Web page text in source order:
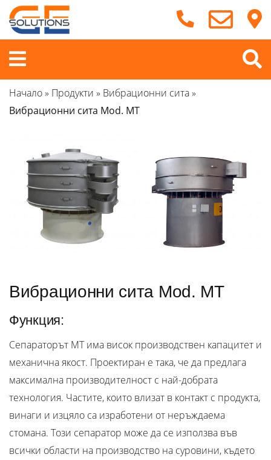
Продължете
към
съдържанието
Меню
Начало» Продукти » Вибрационни сита»
Вибрационни сита Mod. MT
Вибрационни сита Mod. MT
Функция:
Сепараторът MT има висок производствен капацитет и
механична якост. Проектиран е така, че да предлага
максимална производителност с най-добрата
технология. Частите, които влизат в контакт с продукта,
винаги и изцяло са изработени от неръждаема
стомана. Този сепаратор може да се използва във
всички области на производство на суровини, където